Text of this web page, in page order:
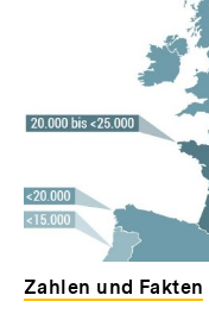
Zahlen und Fakten